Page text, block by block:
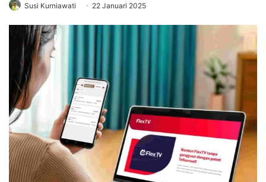
Susi Kurniawati 22 Januari 2025